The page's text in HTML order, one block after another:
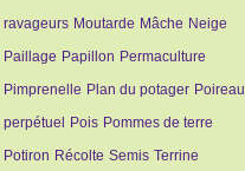
ravageurs Moutarde Mâche Neige
Paillage Papillon Permaculture
Pimprenelle Plan du potager Poireau
perpétuel
Pois Pommes de terre
Potiron Récolte Semis Terrine